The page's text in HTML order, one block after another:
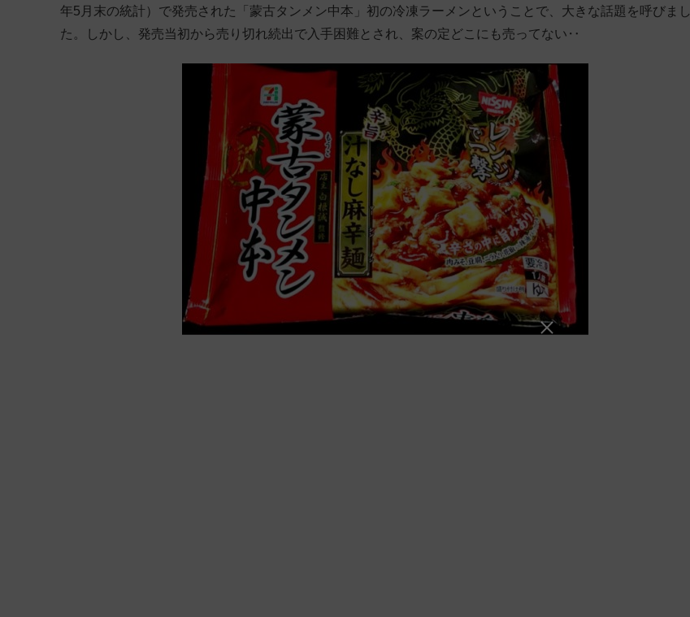
年5月末の統計）で発売された「蒙古タンメン中本」初の冷凍ラーメンということで、大きな話題を呼びまし
た。しかし、発売当初から売り切れ続出で入手困難とされ、案の定どこにも売ってない‥